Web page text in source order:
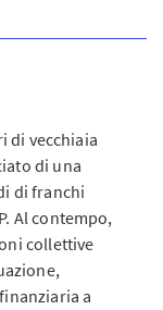
di vecchiaia
di una
di franchi
Al contempo,
collettive
a